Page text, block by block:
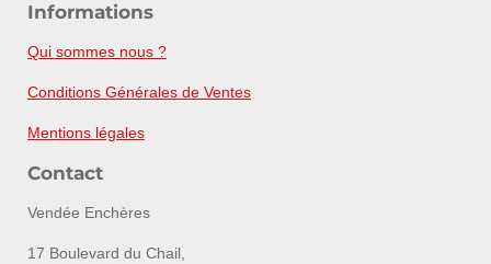
Informations
Qui sommes nous ?
Conditions Générales de Ventes
Mentions légales
Contact
Vendée Enchères
17 Boulevard du Chail,